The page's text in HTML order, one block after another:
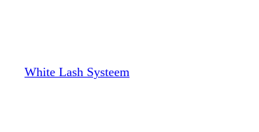
White Lash Systeem